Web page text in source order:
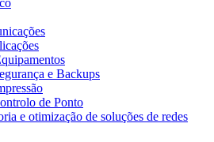
e Backups
de Ponto
e otimização de soluções de redes